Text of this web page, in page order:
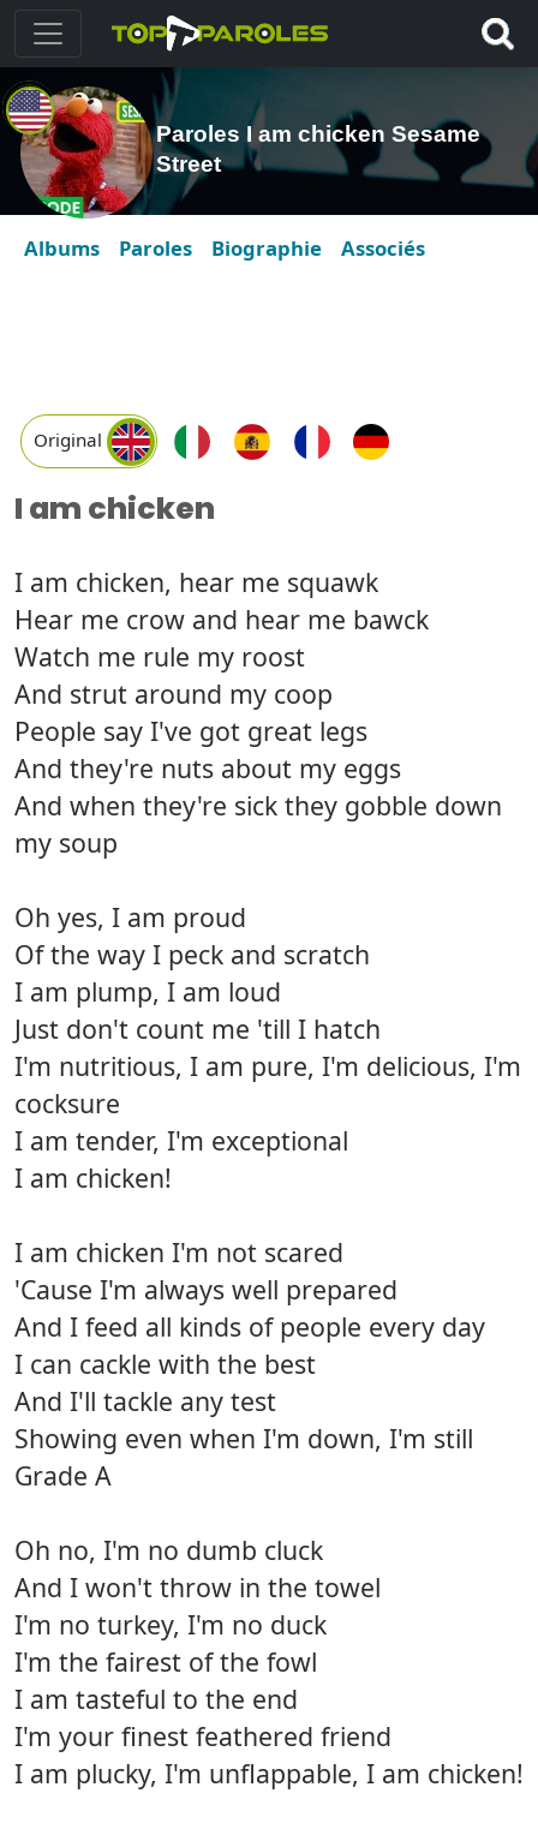
Paroles I am chicken Sesame
Street
Albums Paroles Biographie Associés
Original
I am chicken
I am chicken, hear me squawk
Hear me crow and hear me bawck
Watch me rule my roost
And strut around my coop
People say I've got great legs
And they're nuts about my eggs
And when they're sick they gobble down
my soup
Oh yes, I am proud
Of the way I peck and scratch
I am plump, I am loud
Just don't count me 'till I hatch
I'm nutritious, I am pure, I'm delicious, I'm
cocksure
I am tender, I'm exceptional
I am chicken!
I am chicken I'm not scared
'Cause I'm always well prepared
And I feed all kinds of people every day
I can cackle with the best
And I'll tackle any test
Showing even when I'm down, I'm still
Grade A
Oh no, I'm no dumb cluck
And I won't throw in the towel
I'm no turkey, I'm no duck
I'm the fairest of the fowl
I am tasteful to the end
I'm your finest feathered friend
I am plucky, I'm unflappable, I am chicken!